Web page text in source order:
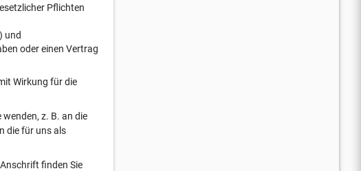
Pflichten
und
oder einen Vertrag
Wirkung für die
z. B. an die
die für uns als
finden Sie